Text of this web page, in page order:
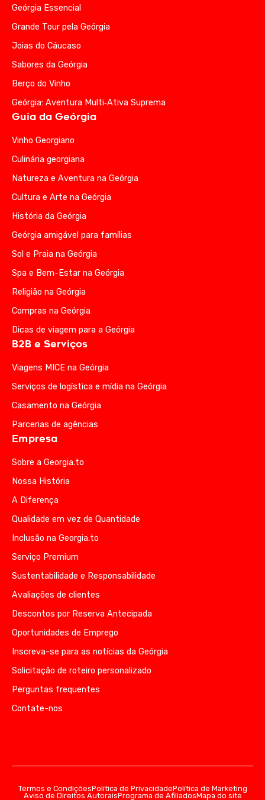
Geórgia Essencial
Grande Tour pela Geórgia
Joias do Cáucaso
Sabores da Geórgia
Berço do Vinho
Geórgia: Aventura Multi‑Ativa Suprema
Guia da Geórgia
Vinho Georgiano
Culinária georgiana
Natureza e Aventura na Geórgia
Cultura e Arte na Geórgia
História da Geórgia
Geórgia amigável para famílias
Sol e Praia na Geórgia
Spa e Bem-Estar na Geórgia
Religião na Geórgia
Compras na Geórgia
Dicas de viagem para a Geórgia
B2B e Serviços
Viagens MICE na Geórgia
Serviços de logística e mídia na Geórgia
Casamento na Geórgia
Parcerias de agências
Empresa
Sobre a Georgia.to
Nossa História
A Diferença
Qualidade em vez de Quantidade
Inclusão na Georgia.to
Serviço Premium
Sustentabilidade e Responsabilidade
Avaliações de clientes
Descontos por Reserva Antecipada
Oportunidades de Emprego
Inscreva-se para as notícias da Geórgia
Solicitação de roteiro personalizado
Perguntas frequentes
Contate-nos
Termos e CondiçõesPolítica de PrivacidadePolítica de Marketing
Aviso de Direitos AutoraisPrograma de AfiliadosMapa do site